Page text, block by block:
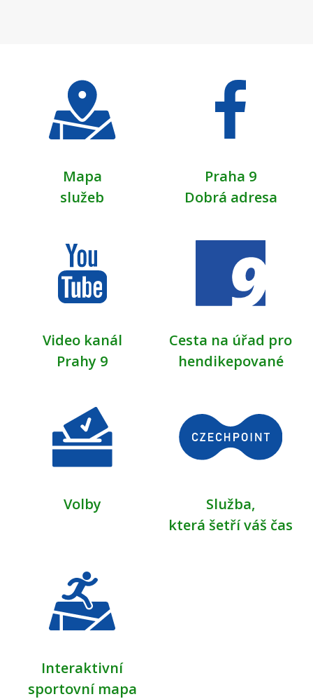
Mapa
služeb
Praha 9
Dobrá adresa
Video kanál
Prahy 9
Cesta na úřad pro
hendikepované
Volby
Služba,
která šetří váš čas
Interaktivní
sportovní mapa